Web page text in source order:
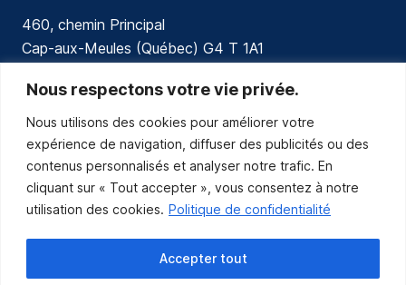
Nous respectons votre vie privée.
Nous utilisons des cookies pour améliorer votre
expérience de navigation, diffuser des publicités ou des
contenus personnalisés et analyser notre trafic. En
cliquant sur « Tout accepter », vous consentez à notre
utilisation des cookies. Politique de confidentialité
Accepter tout
460, chemin Principal
Cap-aux-Meules (Québec) G4 T 1A1
communications@muniles.ca
418 986-3100
Composez le 1 en tout temps pour toutes urgences.
Abonnez-vous
Abonnez-vous pour recevoir les nouvelles
de la Municipalité par courriel.